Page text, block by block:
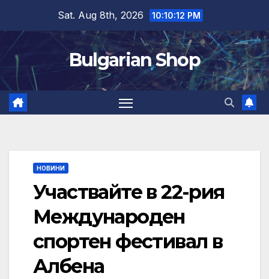
content
Sat. Aug 8th, 2026 10:10:13 PM
Bulgarian Shop
НОВИНИ
Участвайте в 22-рия
Международен
спортен фестивал в
Албена